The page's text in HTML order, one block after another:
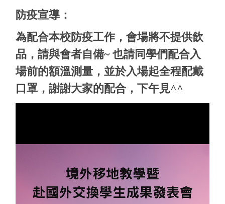
防疫宣導：
為配合本校防疫工作，會場將不提供飲
品，請與會者自備~ 也請同學們配合入
場前的額溫測量，並於入場起全程配戴
口罩，謝謝大家的配合，下午見^^